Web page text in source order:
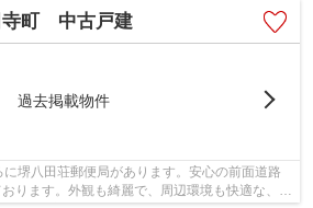
寺町 中古戸建
過去掲載物件
堺八田荘郵便局があります。安心の前面道路
ります。外観も綺麗で、周辺環境も快適な、中